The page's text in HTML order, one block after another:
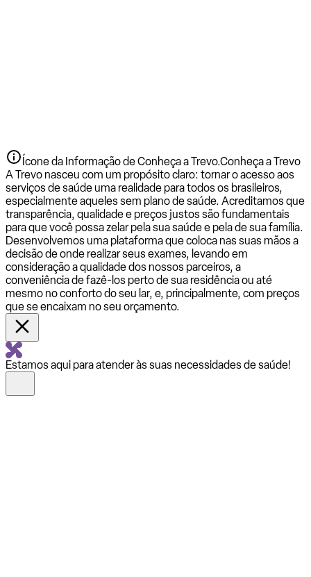
Ícone da Informação de Conheça a Trevo.Conheça a Trevo
A Trevo nasceu com um propósito claro: tornar o acesso aos
serviços de saúde uma realidade para todos os brasileiros,
especialmente aqueles sem plano de saúde. Acreditamos que
transparência, qualidade e preços justos são fundamentais
para que você possa zelar pela sua saúde e pela de sua família.
Desenvolvemos uma plataforma que coloca nas suas mãos a
decisão de onde realizar seus exames, levando em
consideração a qualidade dos nossos parceiros, a
conveniência de fazê-los perto de sua residência ou até
mesmo no conforto do seu lar, e, principalmente, com preços
que se encaixam no seu orçamento.
Estamos aqui para atender às suas necessidades de saúde!